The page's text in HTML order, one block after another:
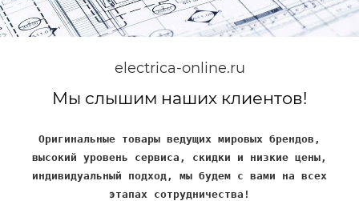
electrica-online.ru
Мы слышим наших клиентов!
Оригинальные товары ведущих мировых брендов,
высокий уровень сервиса, скидки и низкие цены,
индивидуальный подход, мы будем с вами на всех
этапах сотрудничества!